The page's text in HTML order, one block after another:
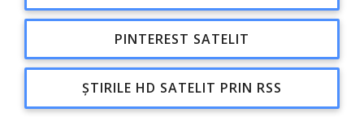
PINTEREST SATELIT
ȘTIRILE HD SATELIT PRIN RSS